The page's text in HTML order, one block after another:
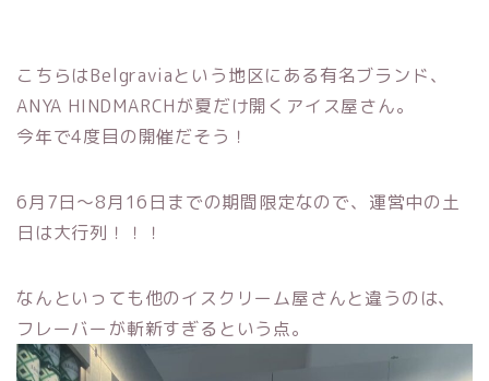
こちらはBelgraviaという地区にある有名ブランド、
ANYA HINDMARCHが夏だけ開くアイス屋さん。
今年で4度目の開催だそう！
6月7日〜8月16日までの期間限定なので、運営中の土
日は大行列！！！
なんといっても他のイスクリーム屋さんと違うのは、
フレーバーが斬新すぎるという点。